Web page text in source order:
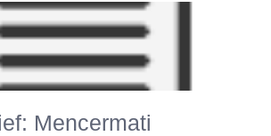
Mencermati